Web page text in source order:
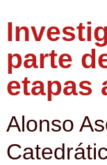
parte
etapas
Alonso